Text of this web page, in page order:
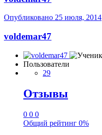
Опубликовано 25 июля, 2014
voldemar47
Пользователи
29
Отзывы
0 0 0
Общий рейтинг 0%